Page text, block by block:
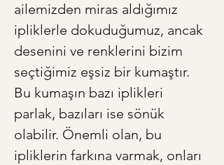
ailemizden miras aldığımız
ipliklerle dokuduğumuz, ancak
desenini ve renklerini bizim
seçtiğimiz eşsiz bir kumaştır.
Bu kumaşın bazı iplikleri
parlak, bazıları ise sönük
olabilir. Önemli olan, bu
ipliklerin farkına varmak, onları